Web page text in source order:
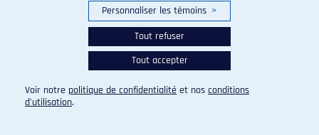
© 2026 Carabins de l'Université de Montréal. Tous droits
Paramètres des témoins
Personnaliser les témoins >
Tout refuser
Tout accepter
Voir notre politique de confidentialité et nos conditions
d’utilisation.